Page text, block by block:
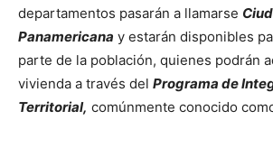
departamentos pasarán a llamarse
Panamericana y estarán disponibles
parte de la población, quienes podrán
vivienda a través del Programa de
Territorial, comúnmente conocido